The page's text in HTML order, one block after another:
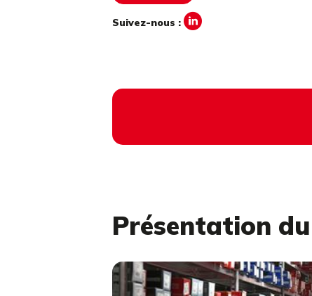
Suivez-nous :
Présentation du